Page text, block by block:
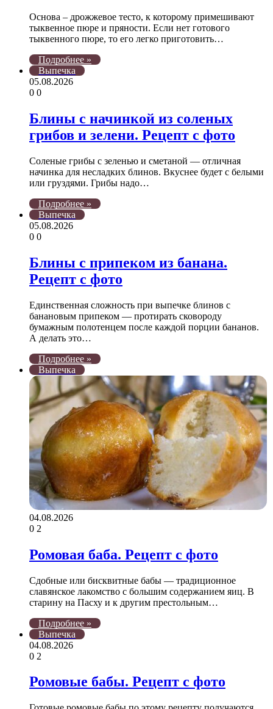
Основа – дрожжевое тесто, к которому примешивают
тыквенное пюре и пряности. Если нет готового
тыквенного пюре, то его легко приготовить…
Подробнее »
Выпечка
05.08.2026
0 0
Блины с начинкой из соленых
грибов и зелени. Рецепт с фото
Соленые грибы с зеленью и сметаной — отличная
начинка для несладких блинов. Вкуснее будет с белыми
или груздями. Грибы надо…
Подробнее »
Выпечка
05.08.2026
0 0
Блины с припеком из банана.
Рецепт с фото
Единственная сложность при выпечке блинов с
банановым припеком — протирать сковороду
бумажным полотенцем после каждой порции бананов.
А делать это…
Подробнее »
Выпечка
04.08.2026
0 2
Ромовая баба. Рецепт с фото
Сдобные или бисквитные бабы — традиционное
славянское лакомство с большим содержанием яиц. В
старину на Пасху и к другим престольным…
Подробнее »
Выпечка
04.08.2026
0 2
Ромовые бабы. Рецепт с фото